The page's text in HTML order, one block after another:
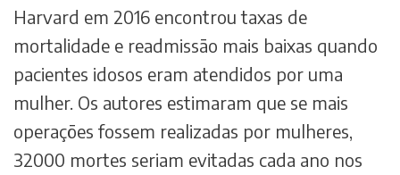
Harvard em 2016 encontrou taxas de
mortalidade e readmissão mais baixas quando
pacientes idosos eram atendidos por uma
mulher. Os autores estimaram que se mais
operações fossem realizadas por mulheres,
32000 mortes seriam evitadas cada ano nos